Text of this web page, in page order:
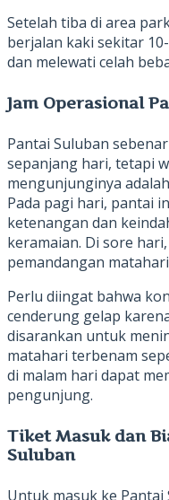
Setelah tiba di area
berjalan kaki sekitar
dan melewati celah
Jam Operasional
Pantai Suluban
sepanjang hari, tetapi
mengunjunginya
Pada pagi hari, pantai
ketenangan dan
keramaian. Di sore
pemandangan
Perlu diingat bahwa
cenderung gelap
disarankan untuk
matahari terbenam
di malam hari dapat
pengunjung.
Tiket Masuk dan
Suluban
Untuk masuk ke